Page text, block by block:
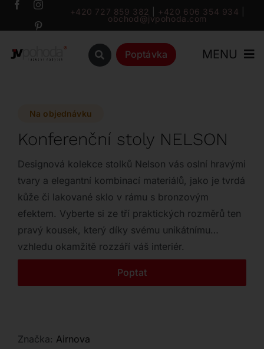
Přeskočit
+420 727 859 382 +420 606 354 934
obchod@jvpohoda.com
Poptávka MENU
Katalog
Značky
Outlet
Kontakt
Na objednávku
Konferenční stoly NELSON
Designová kolekce stolků Nelson vás oslní hravými
tvary a elegantní kombinací materiálů, jako je tvrdá
kůže či lakované sklo v rámu s bronzovým
efektem. Vyberte si ze tří praktických rozměrů ten
pravý kousek, který díky svému unikátnímu
vzhledu okamžitě rozzáří váš interiér.
Poptat
Značka: Airnova